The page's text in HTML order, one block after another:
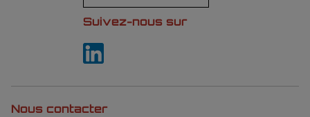
Suivez-nous sur
Nous contacter